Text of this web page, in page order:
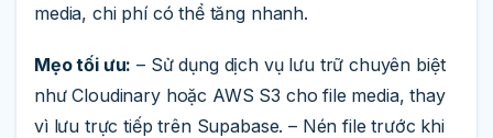
media, chi phí có thể tăng nhanh.
Mẹo tối ưu: – Sử dụng dịch vụ lưu trữ chuyên biệt
như Cloudinary hoặc AWS S3 cho file media, thay
vì lưu trực tiếp trên Supabase. – Nén file trước khi